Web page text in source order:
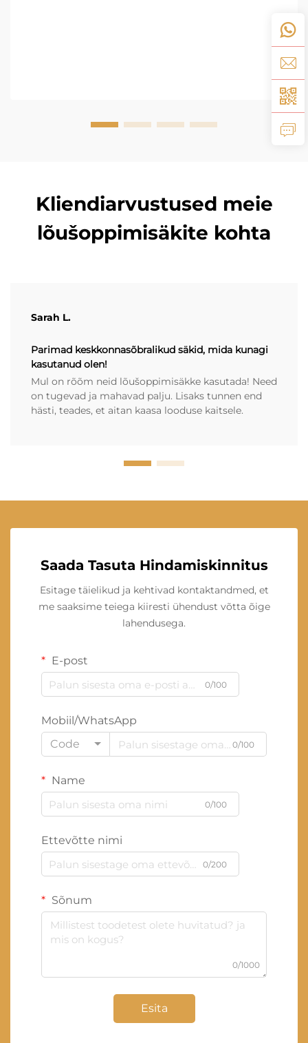
Kliendiarvustused meie
lõušoppimisäkite kohta
Sarah L.
Parimad keskkonnasõbralikud säkid, mida kunagi
kasutanud olen!
Mul on rõõm neid lõušoppimisäkke kasutada! Need
on tugevad ja mahavad palju. Lisaks tunnen end
hästi, teades, et aitan kaasa looduse kaitsele.
Saada Tasuta Hindamiskinnitus
Esitage täielikud ja kehtivad kontaktandmed, et
me saaksime teiega kiiresti ühendust võtta õige
lahendusega.
E-post
0/100
Mobiil/WhatsApp
Code
0/100
Name
0/100
Ettevõtte nimi
0/200
Sõnum
0/1000
Esita